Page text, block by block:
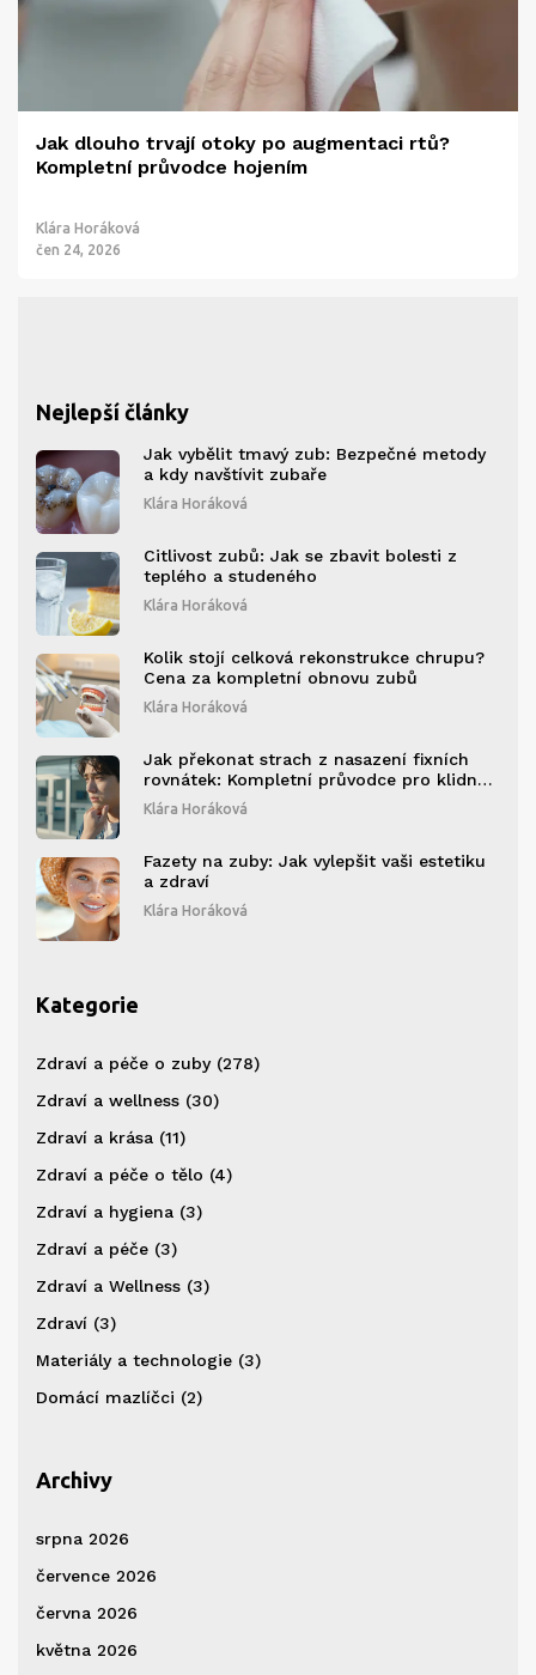
Jak dlouho trvají otoky po augmentaci rtů?
Kompletní průvodce hojením
Klára Horáková
čen 24, 2026
Nejlepší články
Jak vybělit tmavý zub: Bezpečné metody
a kdy navštívit zubaře
Klára Horáková
Citlivost zubů: Jak se zbavit bolesti z
teplého a studeného
Klára Horáková
Kolik stojí celková rekonstrukce chrupu?
Cena za kompletní obnovu zubů
Klára Horáková
Jak překonat strach z nasazení fixních
rovnátek: Kompletní průvodce pro klidnou
mysl
Klára Horáková
Fazety na zuby: Jak vylepšit vaši estetiku
a zdraví
Klára Horáková
Kategorie
Zdraví a péče o zuby (278)
Zdraví a wellness (30)
Zdraví a krása (11)
Zdraví a péče o tělo (4)
Zdraví a hygiena (3)
Zdraví a péče (3)
Zdraví a Wellness (3)
Zdraví (3)
Materiály a technologie (3)
Domácí mazlíčci (2)
Archivy
srpna 2026
července 2026
června 2026
května 2026